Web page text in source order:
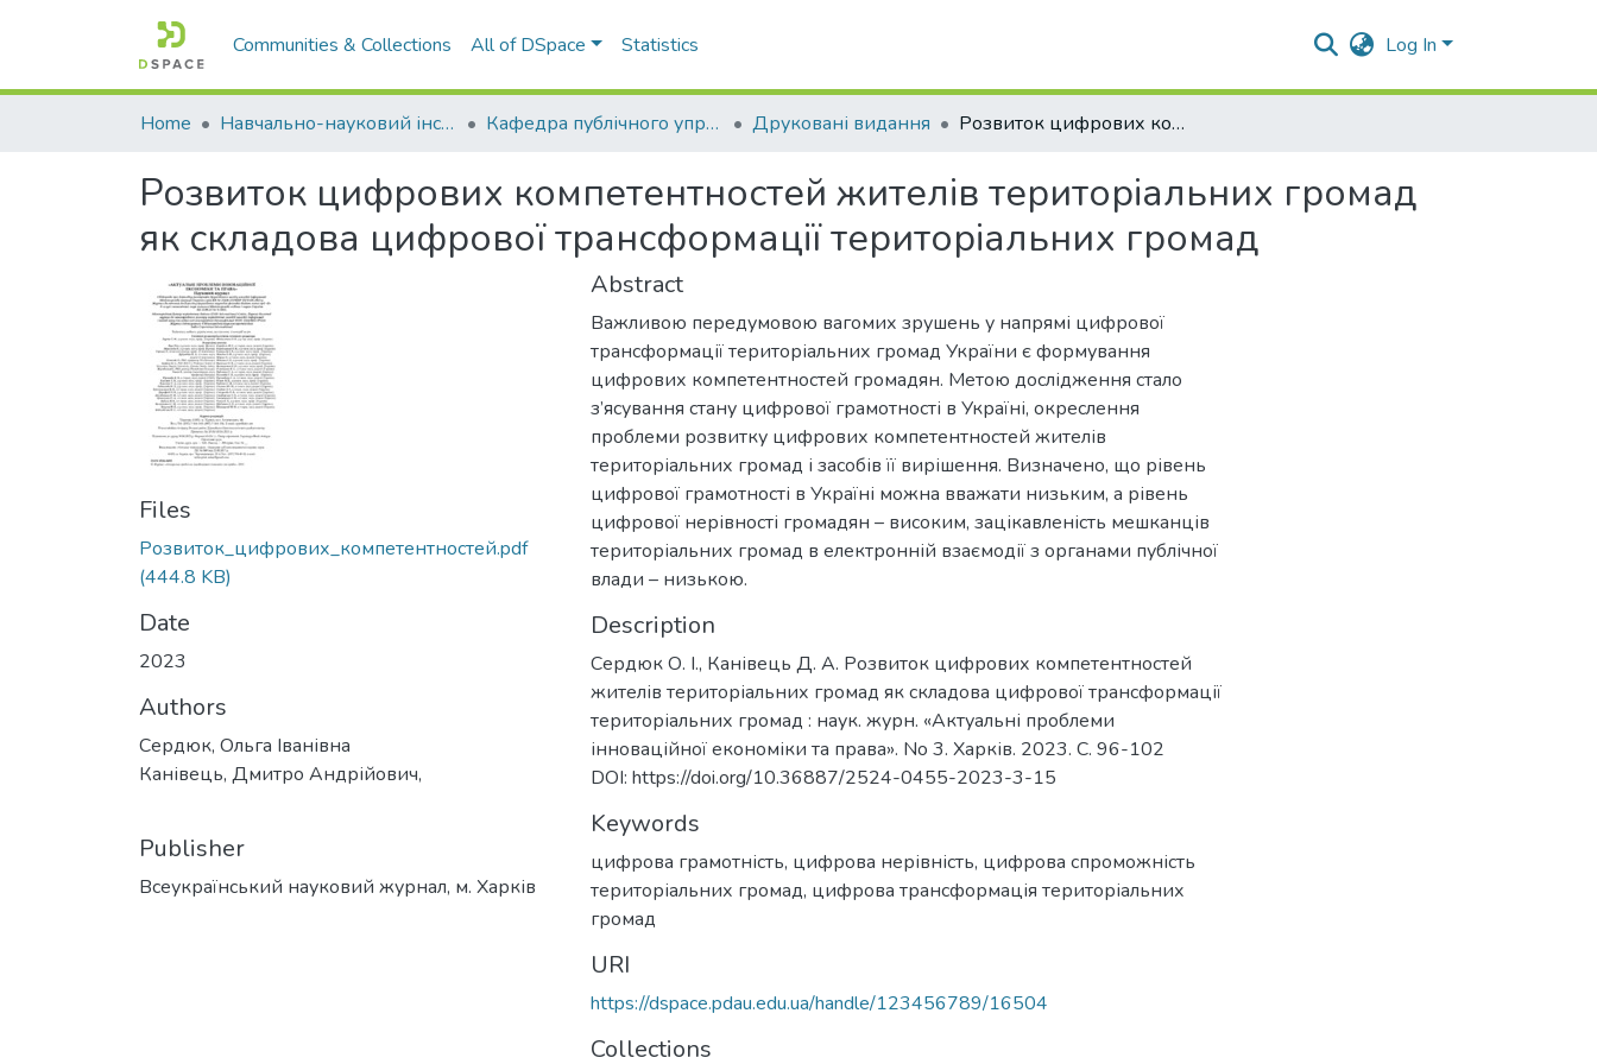
Communities & Collections All of DSpace Statistics Log In
Home Навчально-науковий інститут економіки, управління, права та інформаційних технологій Кафедра публічного управління та адміністрування Друковані видання Розвиток цифрових компетентностей жителів територіальних громад як складова цифрової трансформації територіальних громад
Розвиток цифрових компетентностей жителів територіальних громад
як складова цифрової трансформації територіальних громад
Files
Розвиток_цифрових_компетентностей.pdf
(444.8 KB)
Date
2023
Authors
Сердюк, Ольга Іванівна
Канівець, Дмитро Андрійович,
Publisher
Всеукраїнський науковий журнал, м. Харків
Abstract
Важливою передумовою вагомих зрушень у напрямі цифрової
трансформації територіальних громад України є формування
цифрових компетентностей громадян. Метою дослідження стало
з’ясування стану цифрової грамотності в Україні, окреслення
проблеми розвитку цифрових компетентностей жителів
територіальних громад і засобів її вирішення. Визначено, що рівень
цифрової грамотності в Україні можна вважати низьким, а рівень
цифрової нерівності громадян – високим, зацікавленість мешканців
територіальних громад в електронній взаємодії з органами публічної
влади – низькою.
Description
Сердюк О. І., Канівець Д. А. Розвиток цифрових компетентностей
жителів територіальних громад як складова цифрової трансформації
територіальних громад : наук. журн. «Актуальні проблеми
інноваційної економіки та права». No 3. Харків. 2023. С. 96-102
DOI: https://doi.org/10.36887/2524-0455-2023-3-15
Keywords
цифрова грамотність, цифрова нерівність, цифрова спроможність
територіальних громад, цифрова трансформація територіальних
громад
URI
https://dspace.pdau.edu.ua/handle/123456789/16504
Collections